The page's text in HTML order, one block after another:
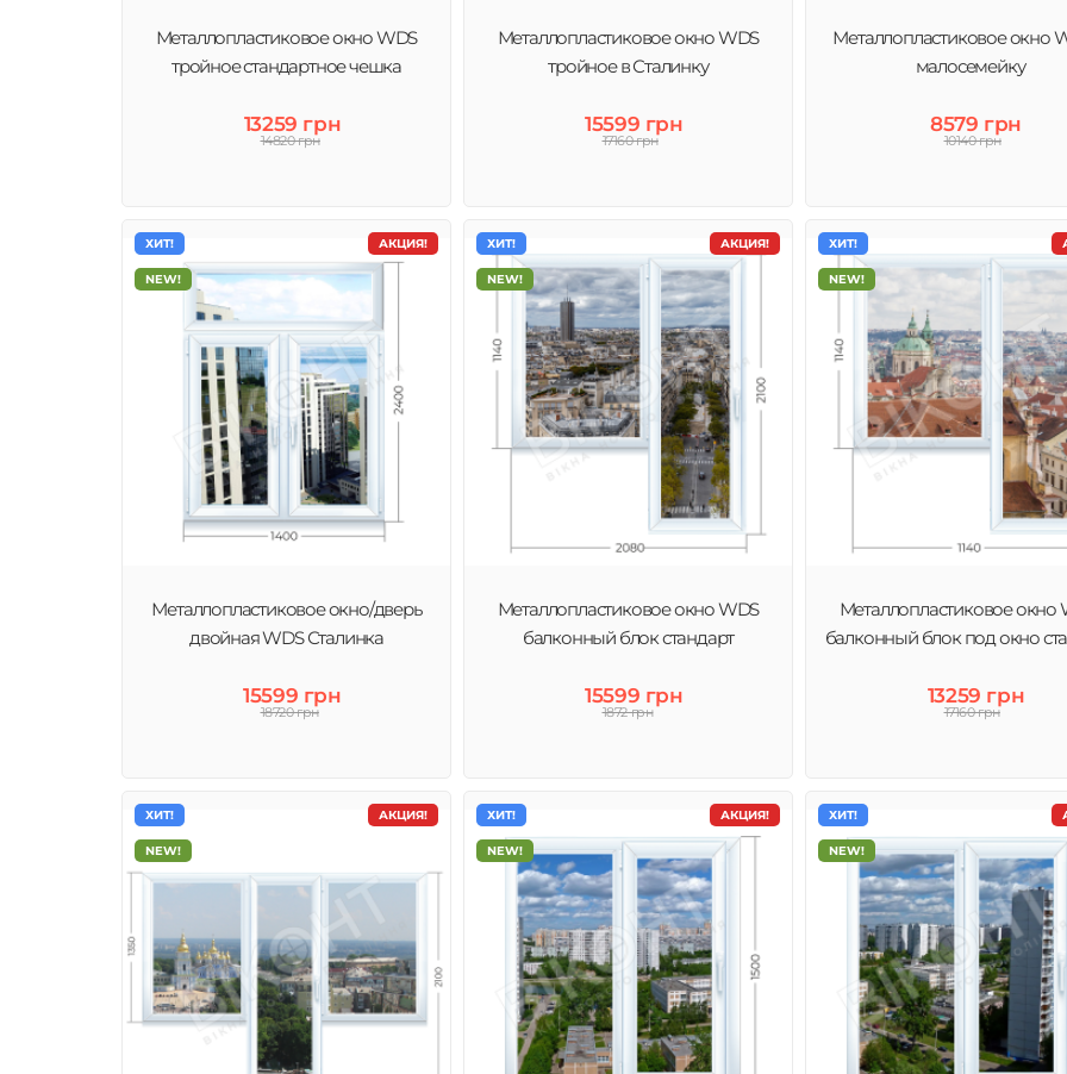
Металлопластиковое окно WDS
тройное стандартное чешка
13259 грн
14820 грн
Металлопластиковое окно WDS
тройное в Сталинку
15599 грн
17160 грн
Металлопластиковое окно
малосемейку
8579 грн
10140 грн
АКЦИЯ!
ХИТ!
NEW!
Металлопластиковое окно/дверь
двойная WDS Сталинка
15599 грн
18720 грн
АКЦИЯ!
ХИТ!
NEW!
Металлопластиковое окно WDS
балконный блок стандарт
15599 грн
1872 грн
ХИТ!
NEW!
Металлопластиковое окно
балконный блок под окно
13259 грн
17160 грн
АКЦИЯ!
ХИТ!
NEW!
АКЦИЯ!
ХИТ!
NEW!
ХИТ!
NEW!